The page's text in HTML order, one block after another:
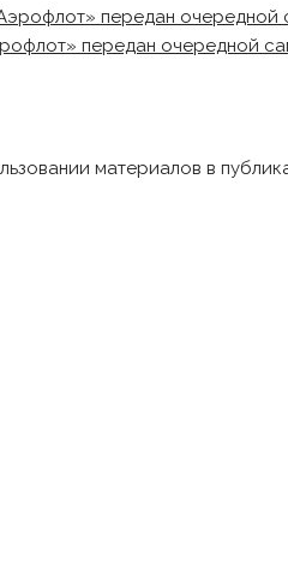
передан очередной
материалов в